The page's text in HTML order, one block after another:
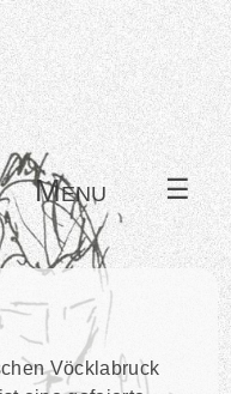
Menu ☰
Vöcklabruck